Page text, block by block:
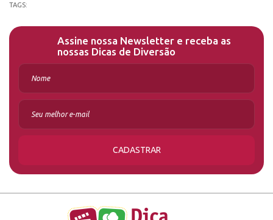
TAGS:
Assine nossa Newsletter e receba as
nossas Dicas de Diversão
CADASTRAR